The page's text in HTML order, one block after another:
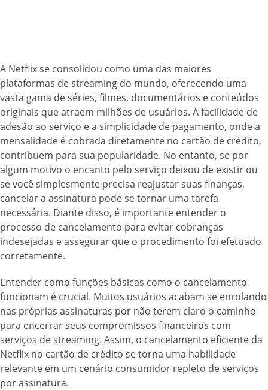
A Netflix se consolidou como uma das maiores
plataformas de streaming do mundo, oferecendo uma
vasta gama de séries, filmes, documentários e conteúdos
originais que atraem milhões de usuários. A facilidade de
adesão ao serviço e a simplicidade de pagamento, onde a
mensalidade é cobrada diretamente no cartão de crédito,
contribuem para sua popularidade. No entanto, se por
algum motivo o encanto pelo serviço deixou de existir ou
se você simplesmente precisa reajustar suas finanças,
cancelar a assinatura pode se tornar uma tarefa
necessária. Diante disso, é importante entender o
processo de cancelamento para evitar cobranças
indesejadas e assegurar que o procedimento foi efetuado
corretamente.
Entender como funções básicas como o cancelamento
funcionam é crucial. Muitos usuários acabam se enrolando
nas próprias assinaturas por não terem claro o caminho
para encerrar seus compromissos financeiros com
serviços de streaming. Assim, o cancelamento eficiente da
Netflix no cartão de crédito se torna uma habilidade
relevante em um cenário consumidor repleto de serviços
por assinatura.